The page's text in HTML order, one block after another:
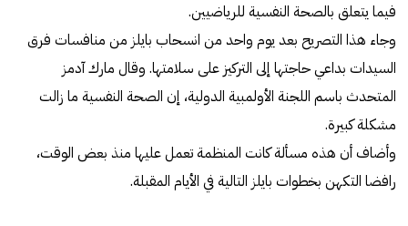
فيما يتعلق بالصحة النفسية للرياضيين.
وجاء هذا التصريح بعد يوم واحد من انسحاب بايلز من منافسات فرق
السيدات بداعي حاجتها إلى التركيز على سلامتها. وقال مارك آدمز
المتحدث باسم اللجنة الأولمبية الدولية، إن الصحة النفسية ما زالت
مشكلة كبيرة.
وأضاف أن هذه مسألة كانت المنظمة تعمل عليها منذ بعض الوقت،
رافضا التكهن بخطوات بايلز التالية في الأيام المقبلة.